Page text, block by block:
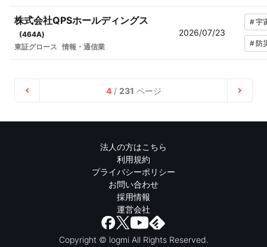
株式会社QPSホールディングス
(464A)
東証グロース 情報・通信業
2026/07/23
#宇
#防
4/ 231 ページ
法人の方はこちら
利用規約
プライバシーポリシー
お問い合わせ
採用情報
運営会社
Copyright © logmi All Rights Reserved.